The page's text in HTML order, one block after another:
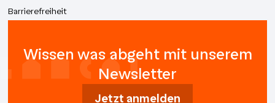
Barrierefreiheit
Wissen was abgeht mit unserem
Newsletter
Jetzt anmelden